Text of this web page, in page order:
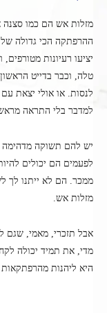
מזלות אש הם כמו סצנה
ההרפתקה הכי גדולה
יציעו רעיונות
טלה, וכבר בדייט
לנסות. או אולי יצאת
למדבר בלי התראה
יש להם תשוקה מדהימה
לפעמים הם יכולים
ממכר. הם לא ייתנו לך
מזלות אש.
אבל תזכרי, מאמי,
מדי, את תמיד יכולה
היא ליהנות